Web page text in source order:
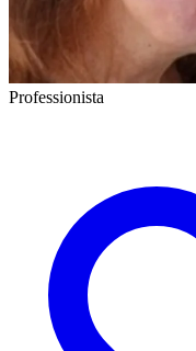
Professionista